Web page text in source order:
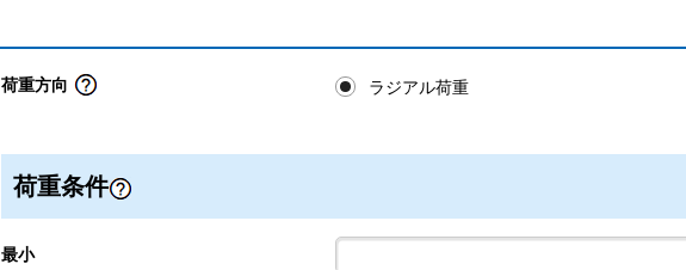
荷重方向 ラジアル荷重
荷重条件
最小